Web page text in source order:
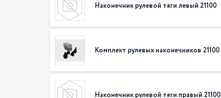
Наконечник рулевой тяги левый 21100
Комплект рулевых наконечников 21100
Наконечник рулевой тяги правый 21100